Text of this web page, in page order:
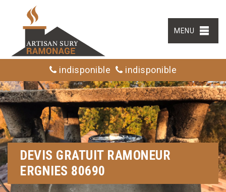
MENU
indisponible indisponible
DEVIS GRATUIT RAMONEUR
ERGNIES 80690